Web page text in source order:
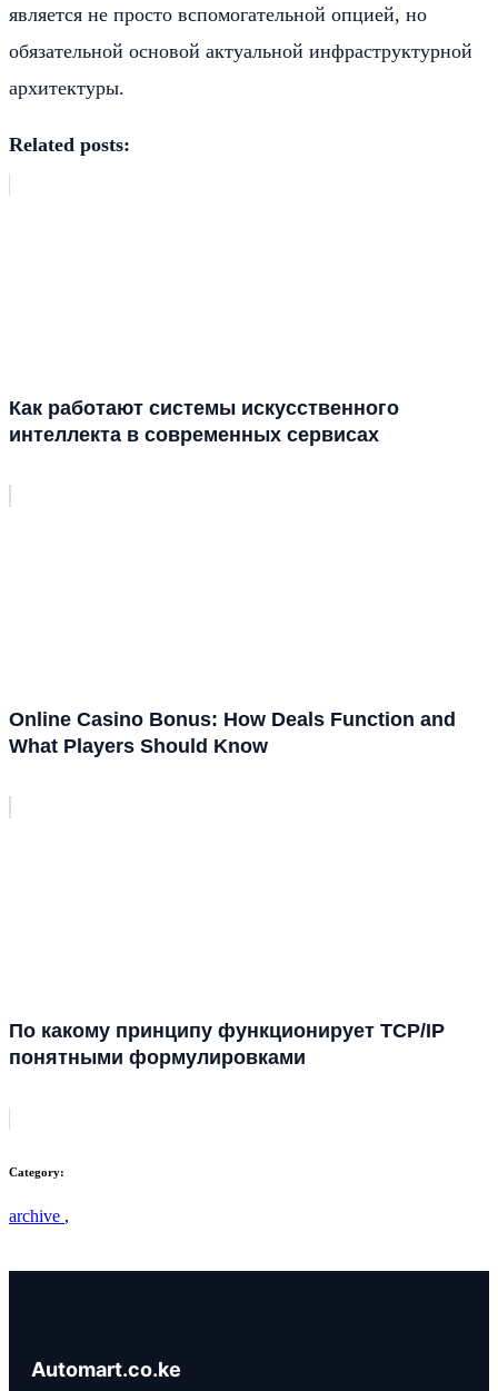
является не просто вспомогательной опцией, но
обязательной основой актуальной инфраструктурной
архитектуры.
Related posts:
Как работают системы искусственного
интеллекта в современных сервисах
Online Casino Bonus: How Deals Function and
What Players Should Know
По какому принципу функционирует TCP/IP
понятными формулировками
Category:
archive ,
Automart.co.ke